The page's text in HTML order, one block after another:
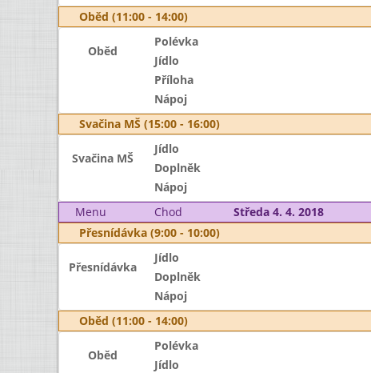
Oběd (11:00 - 14:00)
Oběd
Polévka
Jídlo
Příloha
Nápoj
Svačina MŠ (15:00 - 16:00)
Svačina MŠ
Jídlo
Doplněk
Nápoj
Menu
Chod Středa 4. 4. 2018
Přesnídávka (9:00 - 10:00)
Přesnídávka
Jídlo
Doplněk
Nápoj
Oběd (11:00 - 14:00)
Oběd
Polévka
Jídlo